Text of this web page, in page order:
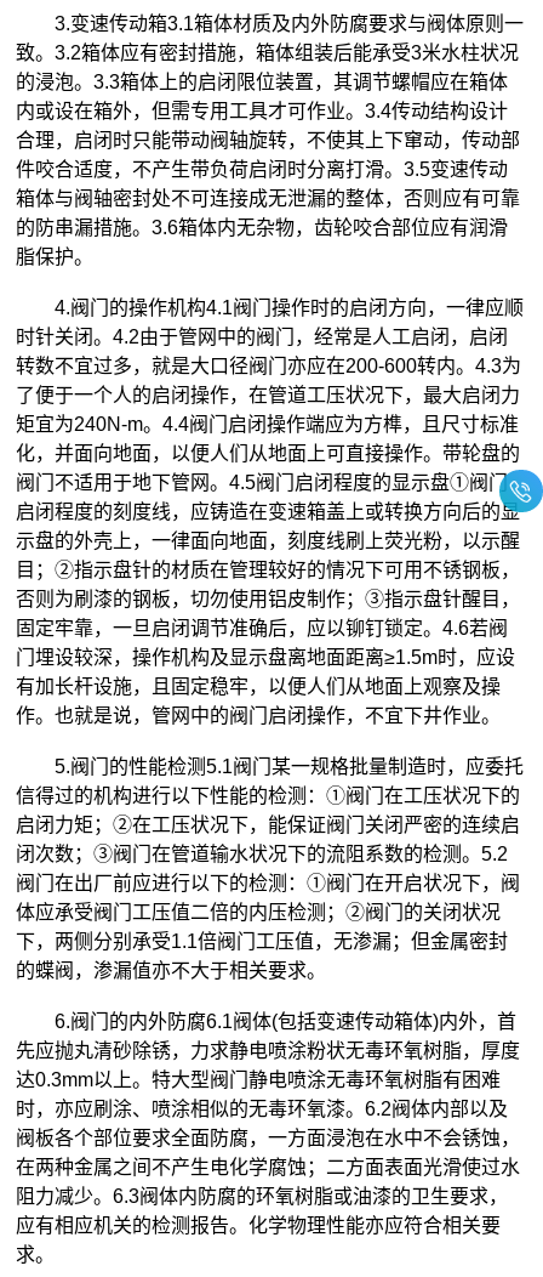
3.变速传动箱3.1箱体材质及内外防腐要求与阀体原则一
致。3.2箱体应有密封措施，箱体组装后能承受3米水柱状况
的浸泡。3.3箱体上的启闭限位装置，其调节螺帽应在箱体
内或设在箱外，但需专用工具才可作业。3.4传动结构设计
合理，启闭时只能带动阀轴旋转，不使其上下窜动，传动部
件咬合适度，不产生带负荷启闭时分离打滑。3.5变速传动
箱体与阀轴密封处不可连接成无泄漏的整体，否则应有可靠
的防串漏措施。3.6箱体内无杂物，齿轮咬合部位应有润滑
脂保护。
4.阀门的操作机构4.1阀门操作时的启闭方向，一律应顺
时针关闭。4.2由于管网中的阀门，经常是人工启闭，启闭
转数不宜过多，就是大口径阀门亦应在200-600转内。4.3为
了便于一个人的启闭操作，在管道工压状况下，最大启闭力
矩宜为240N-m。4.4阀门启闭操作端应为方榫，且尺寸标准
化，并面向地面，以便人们从地面上可直接操作。带轮盘的
阀门不适用于地下管网。4.5阀门启闭程度的显示盘①阀门
启闭程度的刻度线，应铸造在变速箱盖上或转换方向后的显
示盘的外壳上，一律面向地面，刻度线刷上荧光粉，以示醒
目；②指示盘针的材质在管理较好的情况下可用不锈钢板，
否则为刷漆的钢板，切勿使用铝皮制作；③指示盘针醒目，
固定牢靠，一旦启闭调节准确后，应以铆钉锁定。4.6若阀
门埋设较深，操作机构及显示盘离地面距离≥1.5m时，应设
有加长杆设施，且固定稳牢，以便人们从地面上观察及操
作。也就是说，管网中的阀门启闭操作，不宜下井作业。
5.阀门的性能检测5.1阀门某一规格批量制造时，应委托
信得过的机构进行以下性能的检测：①阀门在工压状况下的
启闭力矩；②在工压状况下，能保证阀门关闭严密的连续启
闭次数；③阀门在管道输水状况下的流阻系数的检测。5.2
阀门在出厂前应进行以下的检测：①阀门在开启状况下，阀
体应承受阀门工压值二倍的内压检测；②阀门的关闭状况
下，两侧分别承受1.1倍阀门工压值，无渗漏；但金属密封
的蝶阀，渗漏值亦不大于相关要求。
6.阀门的内外防腐6.1阀体(包括变速传动箱体)内外，首
先应抛丸清砂除锈，力求静电喷涂粉状无毒环氧树脂，厚度
达0.3mm以上。特大型阀门静电喷涂无毒环氧树脂有困难
时，亦应刷涂、喷涂相似的无毒环氧漆。6.2阀体内部以及
阀板各个部位要求全面防腐，一方面浸泡在水中不会锈蚀，
在两种金属之间不产生电化学腐蚀；二方面表面光滑使过水
阻力减少。6.3阀体内防腐的环氧树脂或油漆的卫生要求，
应有相应机关的检测报告。化学物理性能亦应符合相关要
求。